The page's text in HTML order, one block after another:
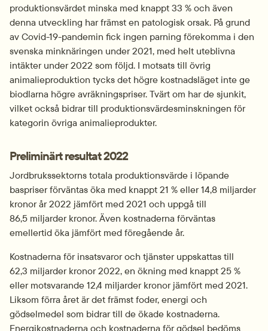
produktionsvärdet minska med knappt 33 % och även
denna utveckling har främst en patologisk orsak. På grund
av Covid-19-pandemin fick ingen parning förekomma i den
svenska minknäringen under 2021, med helt uteblivna
intäkter under 2022 som följd. I motsats till övrig
animalieproduktion tycks det högre kostnadsläget inte ge
biodlarna högre avräkningspriser. Tvärt om har de sjunkit,
vilket också bidrar till produktionsvärdesminskningen för
kategorin övriga animalieprodukter.
Preliminärt resultat 2022
Jordbrukssektorns totala produktionsvärde i löpande
baspriser förväntas öka med knappt 21 % eller 14,8 miljarder
kronor år 2022 jämfört med 2021 och uppgå till
86,5 miljarder kronor. Även kostnaderna förväntas
emellertid öka jämfört med föregående år.
Kostnaderna för insatsvaror och tjänster uppskattas till
62,3 miljarder kronor 2022, en ökning med knappt 25 %
eller motsvarande 12,4 miljarder kronor jämfört med 2021.
Liksom förra året är det främst foder, energi och
gödselmedel som bidrar till de ökade kostnaderna.
Energikostnaderna och kostnaderna för gödsel bedöms